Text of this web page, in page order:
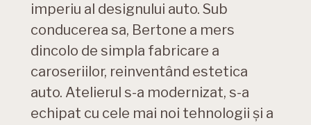
imperiu al designului auto. Sub
conducerea sa, Bertone a mers
dincolo de simpla fabricare a
caroseriilor, reinventând estetica
auto. Atelierul s-a modernizat, s-a
echipat cu cele mai noi tehnologii și a